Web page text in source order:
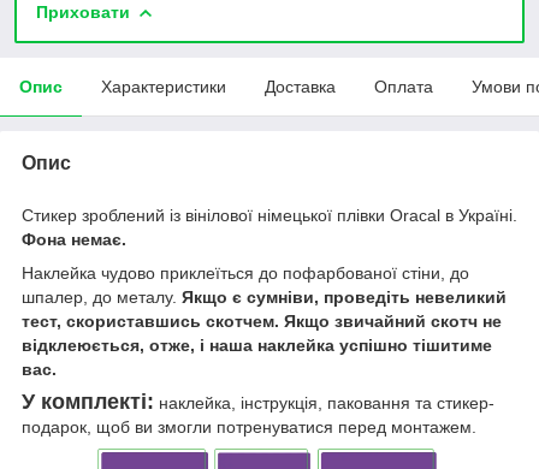
Приховати
Опис Характеристики Доставка Оплата Умови
Опис
Стикер зроблений із вінілової німецької плівки Oracal в Україні.
Фона немає.
Наклейка чудово приклеїться до пофарбованої стіни, до
шпалер, до металу. Якщо є сумніви, проведіть невеликий
тест, скориставшись скотчем. Якщо звичайний скотч не
відклеюється, отже, і наша наклейка успішно тішитиме
вас.
У комплекті: наклейка, інструкція, паковання та стикер-
подарок, щоб ви змогли потренуватися перед монтажем.